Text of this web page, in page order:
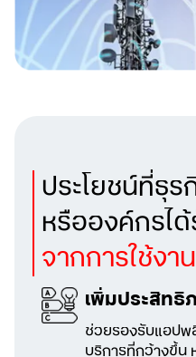
ประโยชน์ที่ธุร
หรือองค์กรไ
จากการใช้งาน
เพิ่มประสิทธิ
ช่วยรองรับแอปพ
บริการที่กว้างขึ้น